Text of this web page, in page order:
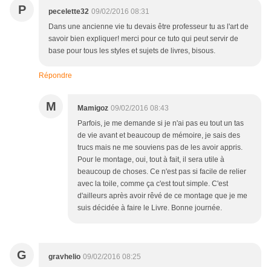
P pecelette32 09/02/2016 08:31
Dans une ancienne vie tu devais être professeur tu as l'art de
savoir bien expliquer! merci pour ce tuto qui peut servir de
base pour tous les styles et sujets de livres, bisous.
Répondre
M Mamigoz 09/02/2016 08:43
Parfois, je me demande si je n'ai pas eu tout un tas
de vie avant et beaucoup de mémoire, je sais des
trucs mais ne me souviens pas de les avoir appris.
Pour le montage, oui, tout à fait, il sera utile à
beaucoup de choses. Ce n'est pas si facile de relier
avec la toile, comme ça c'est tout simple. C'est
d'ailleurs après avoir rêvé de ce montage que je me
suis décidée à faire le Livre. Bonne journée.
G gravhelio 09/02/2016 08:25